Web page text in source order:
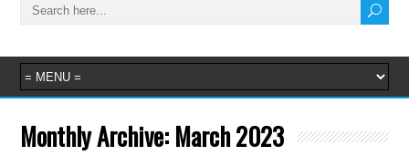
Monthly Archive: March 2023